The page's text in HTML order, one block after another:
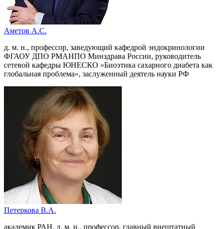
Аметов А.С.
д. м. н., профессор, заведующий кафедрой эндокринологии
ФГАОУ ДПО РМАНПО Минздрава России, руководитель
сетевой кафедры ЮНЕСКО «Биоэтика сахарного диабета как
глобальная проблема», заслуженный деятель науки РФ
Петеркова В.А.
академик РАН, д. м. н., профессор, главный внештатный